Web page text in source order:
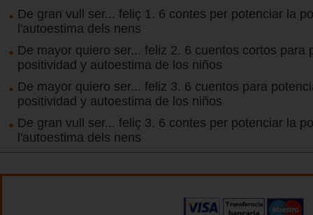
De gran vull ser... feliç 1. 6 contes per potenciar la
l'autoestima dels nens
De mayor quiero ser... feliz 2. 6 cuentos cortos para
positividad y autoestima de los niños
De mayor quiero ser... feliz 3. 6 cuentos para
positividad y autoestima de los niños
De gran vull ser... feliç 3. 6 contes per potenciar la
l'autoestima dels nens